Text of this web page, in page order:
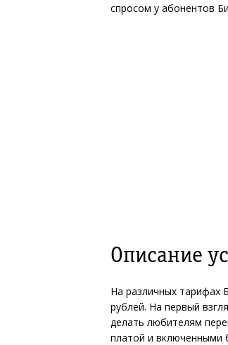
спросом у абонентов
Описание
На различных тарифах
рублей. На первый
делать любителям
платой и включенными